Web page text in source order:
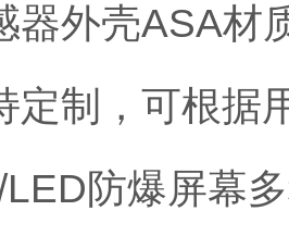
器外壳ASA材
定制，可根据
防爆屏幕